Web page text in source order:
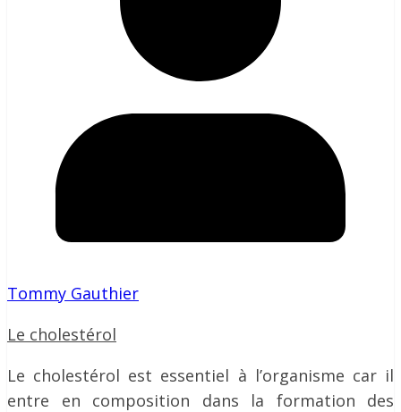
Tommy Gauthier
Le cholestérol
Le cholestérol est essentiel à l’organisme car il
entre en composition dans la formation des